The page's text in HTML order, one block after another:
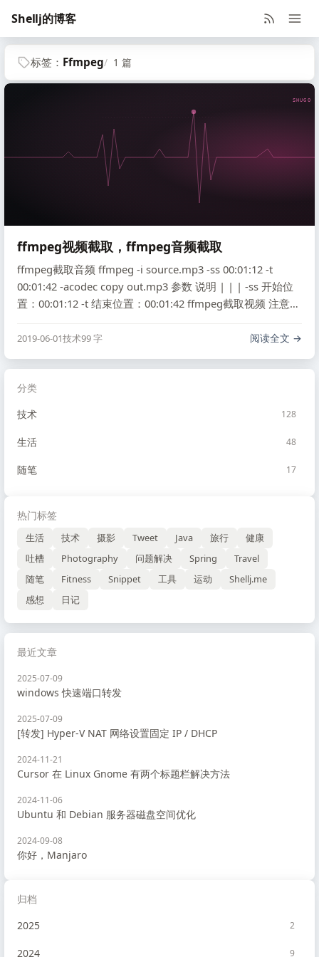
Shellj的博客
分类
技术
128
生活 48
随笔 17
热门标签
生活 技术 摄影 Tweet Java 旅行
健康
吐槽
Photography 问题解决 Spring
Travel
随笔
Fitness Snippet 工具 运动
Shellj.me
感想
日记
标签： Ffmpeg 1 篇
SHUGO
ffmpeg视频截取，ffmpeg音频截取
ffmpeg截取音频 ffmpeg -i source.mp3 -ss 00:01:12 -t
00:01:42 -acodec copy out.mp3 参数 说明 | | | -ss 开始位
置：00:01:12 -t 结束位置：00:01:42 ffmpeg截取视频 注意保
…
2019-06-01技术99 字 阅读全文
最近文章
2025-07-09
windows 快速端口转发
2025-07-09
[转发] Hyper-V NAT 网络设置固定 IP / DHCP
2024-11-21
Cursor 在 Linux Gnome 有两个标题栏解决方法
2024-11-06
Ubuntu 和 Debian 服务器磁盘空间优化
2024-09-08
你好，Manjaro
归档
2025
2
2024 9